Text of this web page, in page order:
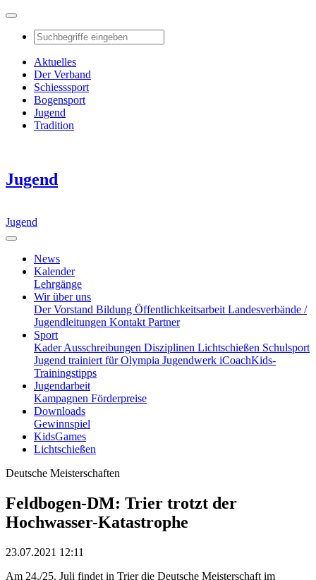
Aktuelles
Der Verband
Schiesssport
Bogensport
Jugend
Tradition
Jugend
Jugend
News
Kalender
Lehrgänge
Wir über uns
Der Vorstand Bildung Öffentlichkeitsarbeit Landesverbände /
Jugendleitungen Kontakt Partner
Sport
KaderAusschreibungen Disziplinen Lichtschießen Schulsport
Jugend trainiert für Olympia Jugendwerk iCoachKids-
Trainingstipps
Jugendarbeit
Kampagnen Förderpreise
Downloads
Gewinnspiel
KidsGames
Lichtschießen
Deutsche Meisterschaften
Feldbogen-DM: Trier trotzt der
Hochwasser-Katastrophe
23.07.2021 12:11
Am 24./25. Juli findet in Trier die Deutsche Meisterschaft im